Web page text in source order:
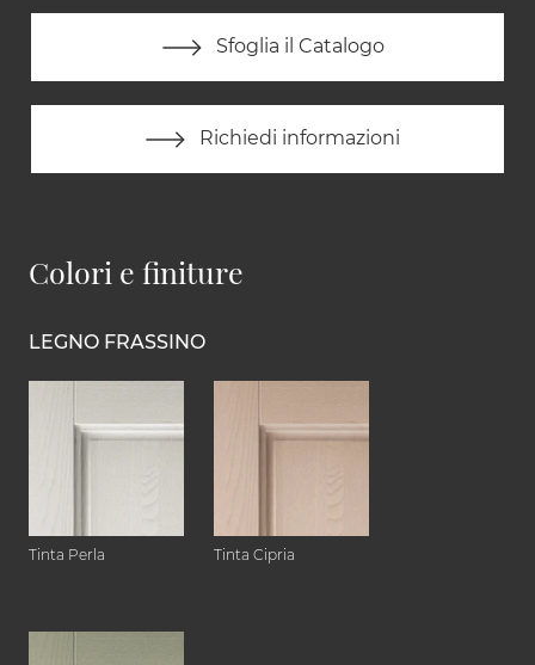
Sfoglia il Catalogo
Richiedi informazioni
Colori e finiture
LEGNO FRASSINO
Tinta Perla Tinta Cipria